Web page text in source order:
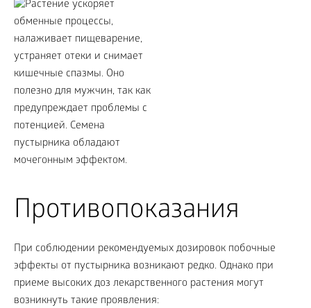
Противопоказания
При соблюдении рекомендуемых дозировок побочные
эффекты от пустырника возникают редко. Однако при
приеме высоких доз лекарственного растения могут
возникнуть такие проявления: